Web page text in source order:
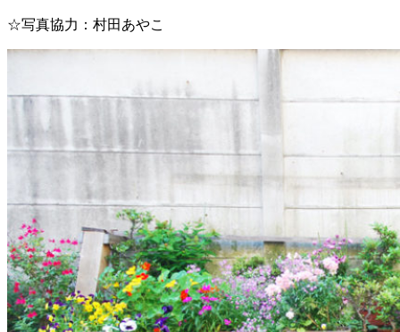
☆写真協力：村田あやこ